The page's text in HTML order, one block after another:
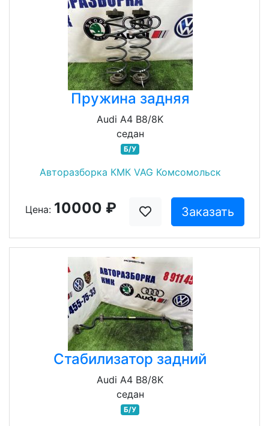
Пружина задняя
Audi A4 B8/8K
седан
Б/У
Авторазборка КМК VAG Комсомольск
Цена: 10000 ₽ Заказать
Стабилизатор задний
Audi A4 B8/8K
седан
Б/У